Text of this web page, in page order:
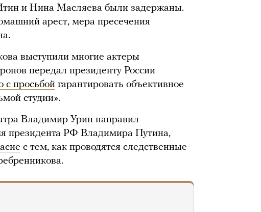
и Нина Масляева были задержаны.
арест, мера пресечения
выступили многие актеры
передал президенту России
с просьбой гарантировать объективное
студии».
Владимир Урин направил
президента РФ Владимира Путина,
с тем, как проводятся следственные